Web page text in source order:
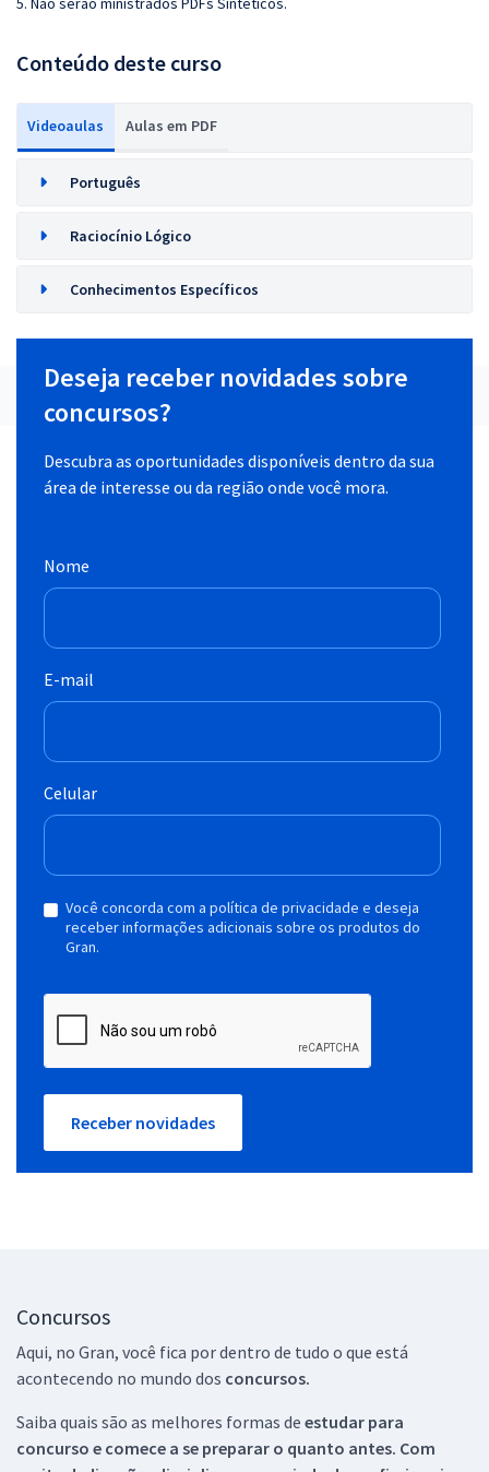
Conteúdo deste curso
Videoaulas Aulas em PDF
Português
Raciocínio Lógico
Conhecimentos Específicos
Deseja receber novidades sobre
concursos?
Descubra as oportunidades disponíveis dentro da sua
área de interesse ou da região onde você mora.
Nome
E-mail
Celular
Você concorda com a política de privacidade e deseja
receber informações adicionais sobre os produtos do
Gran.
Receber novidades
Concursos
Aqui, no Gran, você fica por dentro de tudo o que está
acontecendo no mundo dos concursos.
Saiba quais são as melhores formas de estudar para
concurso e comece a se preparar o quanto antes. Com